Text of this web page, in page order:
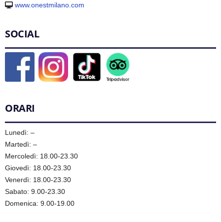
www.onestmilano.com
SOCIAL
ORARI
Lunedì: –
Martedì: –
Mercoledì: 18.00-23.30
Giovedì: 18.00-23.30
Venerdì: 18.00-23.30
Sabato: 9.00-23.30
Domenica: 9.00-19.00